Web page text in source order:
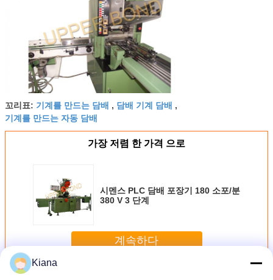
꼬리표: 기계를 만드는 담배 , 담배 기계 담배 ,
기계를 만드는 자동 담배
가장 저렴 한 가격 으로
시멘스 PLC 담배 포장기 180 소포/분
380 V 3 단계
계속하다
더 많은 것
Kiana